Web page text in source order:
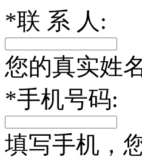
*联 系 人:
您的真实姓
*手机号码:
填写手机，